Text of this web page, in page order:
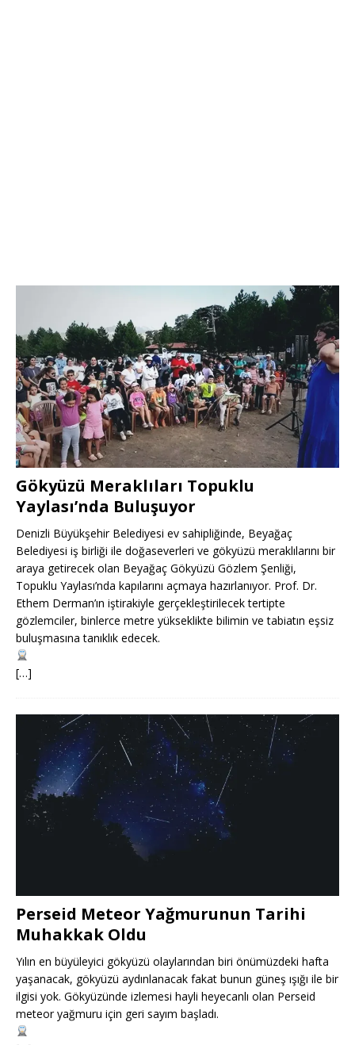
Gökyüzü Meraklıları Topuklu
Yaylası’nda Buluşuyor
Denizli Büyükşehir Belediyesi ev sahipliğinde, Beyağaç
Belediyesi iş birliği ile doğaseverleri ve gökyüzü meraklılarını bir
araya getirecek olan Beyağaç Gökyüzü Gözlem Şenliği,
Topuklu Yaylası’nda kapılarını açmaya hazırlanıyor. Prof. Dr.
Ethem Derman’ın iştirakiyle gerçekleştirilecek tertipte
gözlemciler, binlerce metre yükseklikte bilimin ve tabiatın eşsiz
buluşmasına tanıklık edecek.
[…]
Perseid Meteor Yağmurunun Tarihi
Muhakkak Oldu
Yılın en büyüleyici gökyüzü olaylarından biri önümüzdeki hafta
yaşanacak, gökyüzü aydınlanacak fakat bunun güneş ışığı ile bir
ilgisi yok. Gökyüzünde izlemesi hayli heyecanlı olan Perseid
meteor yağmuru için geri sayım başladı.